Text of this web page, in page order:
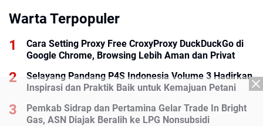
Warta Terpopuler
Cara Setting Proxy Free CroxyProxy DuckDuckGo di
Google Chrome, Browsing Lebih Aman dan Privat
Selayang Pandang P4S Indonesia Volume 3 Hadirkan
Inspirasi dan Praktik Baik untuk Kemajuan Petani
Pemkab Sidrap dan Pertamina Gelar Trade In Bright
Gas, ASN Diajak Beralih ke LPG Nonsubsidi